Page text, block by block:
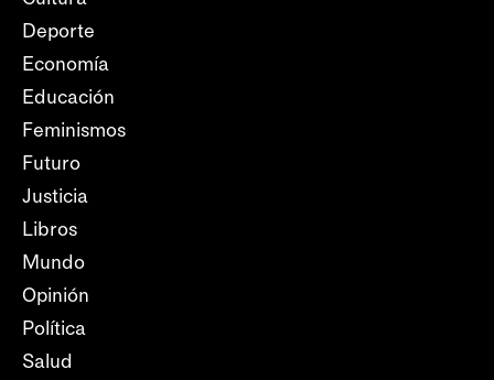
Deporte
Economía
Educación
Feminismos
Futuro
Justicia
Libros
Mundo
Opinión
Política
Salud